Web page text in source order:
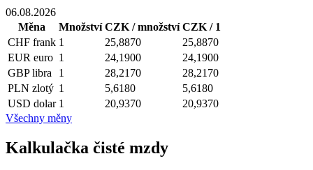
06.08.2026
Měna
Množství CZK / množství CZK / 1
CHF frank 1 25,8870
25,8870
EUR euro 1 24,1900
24,1900
GBP libra 1 28,2170
28,2170
PLN zlotý 1 5,6180
5,6180
USD dolar 1 20,9370
20,9370
Všechny měny
Kalkulačka čisté mzdy